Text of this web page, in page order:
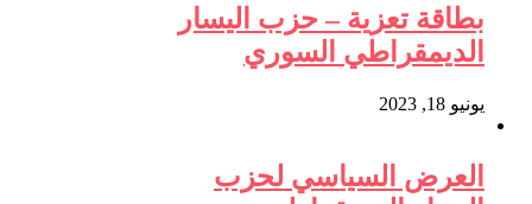
بطاقة تعزية – حزب اليسار
الديمقراطي السوري
يونيو 18, 2023
العرض السياسي لحزب